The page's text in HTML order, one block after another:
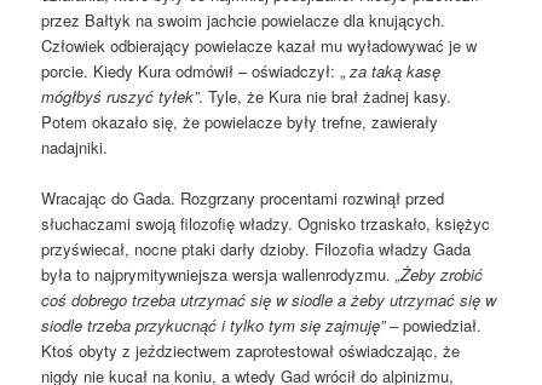
przez Bałtyk na swoim jachcie powielacze dla knujących.
Człowiek odbierający powielacze kazał mu wyładowywać je w
porcie. Kiedy Kura odmówił – oświadczył: „za taką kasę
mógłbyś ruszyć tyłek”. Tyle, że Kura nie brał żadnej kasy.
Potem okazało się, że powielacze były trefne, zawierały
nadajniki.
Wracając do Gada. Rozgrzany procentami rozwinął przed
słuchaczami swoją filozofię władzy. Ognisko trzaskało, księżyc
przyświecał, nocne ptaki darły dzioby. Filozofia władzy Gada
była to najprymitywniejsza wersja wallenrodyzmu.„Żeby zrobić
coś dobrego trzeba utrzymać się w siodle a żeby utrzymać się w
siodle trzeba przykucnąć i tylko tym się zajmuję”– powiedział.
Ktoś obyty z jeździectwem zaprotestował oświadczając, że
nigdy nie kucał na koniu, a wtedy Gad wrócił do alpinizmu,